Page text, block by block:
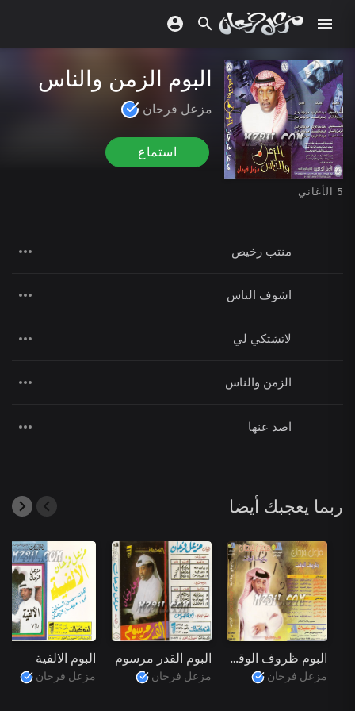
البوم الزمن والناس
مزعل فرحان
استماع
5 الأغاني
منتب رخيص
اشوف الناس
لاتشتكي لي
الزمن والناس
اصد عنها
ربما يعجبك أيضا
البوم الالفية
مزعل فرحان
البوم القدر مرسوم
مزعل فرحان
البوم ظروف الوقت
مزعل فرحان